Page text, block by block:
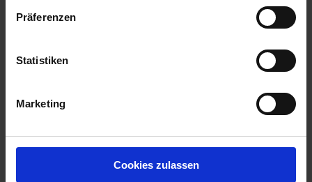
Präferenzen
Statistiken
Marketing
Cookies zulassen
Mas 195 P